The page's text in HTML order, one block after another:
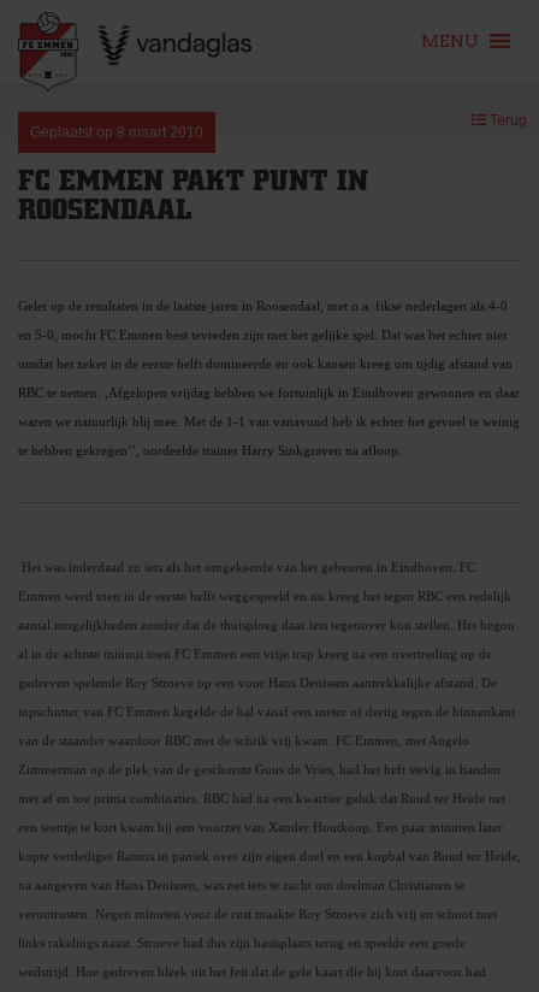
content
MENU
Geplaatst op 8 maart 2010
Terug
FC EMMEN PAKT PUNT IN
ROOSENDAAL
Gelet op de resultaten in de laatste jaren in Roosendaal, met o.a. fikse nederlagen als 4-0
en 5-0, mocht FC Emmen best tevreden zijn met het gelijke spel. Dat was het echter niet
omdat het zeker in de eerste helft domineerde en ook kansen kreeg om tijdig afstand van
RBC te nemen. ,Afgelopen vrijdag hebben we fortuinlijk in Eindhoven gewonnen en daar
waren we natuurlijk blij mee. Met de 1-1 van vanavond heb ik echter het gevoel te weinig
te hebben gekregen’’, oordeelde trainer Harry Sinkgraven na afloop.
Het was inderdaad zo iets als het omgekeerde van het gebeuren in Eindhoven. FC
Emmen werd toen in de eerste helft weggespeeld en nu kreeg het tegen RBC een redelijk
aantal mogelijkheden zonder dat de thuisploeg daar iets tegenover kon stellen. Het begon
al in de achtste minuut toen FC Emmen een vrije trap kreeg na een overtreding op de
gedreven spelende Roy Stroeve op een voor Hans Denissen aantrekkelijke afstand. De
topschutter van FC Emmen kegelde de bal vanaf een meter of dertig tegen de binnenkant
van de staander waardoor RBC met de schrik vrij kwam. FC Emmen, met Angelo
Zimmerman op de plek van de geschorste Guus de Vries, had het heft stevig in handen
met af en toe prima combinaties. RBC had na een kwartier geluk dat Ruud ter Heide net
een teentje te kort kwam bij een voorzet van Xander Houtkoop. Een paar minuten later
kopte verdediger Ramos in paniek over zijn eigen doel en een kopbal van Ruud ter Heide,
na aangeven van Hans Denissen, was net iets te zacht om doelman Christianen te
verontrusten. Negen minuten voor de rust maakte Roy Stroeve zich vrij en schoot met
links rakelings naast. Stroeve had dus zijn basisplaats terug en speelde een goede
wedstrijd. Hoe gedreven bleek uit het feit dat de gele kaart die hij kort daarvoor had